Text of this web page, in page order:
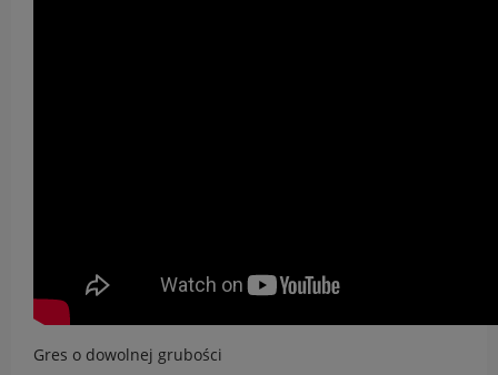
Gres o dowolnej grubości